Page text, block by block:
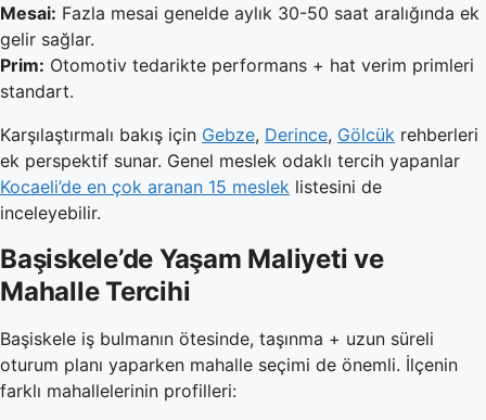
Mesai: Fazla mesai genelde aylık 30-50 saat aralığında ek
gelir sağlar.
Prim: Otomotiv tedarikte performans + hat verim primleri
standart.
Karşılaştırmalı bakış için Gebze, Derince, Gölcük rehberleri
ek perspektif sunar. Genel meslek odaklı tercih yapanlar
Kocaeli’de en çok aranan 15 meslek listesini de
inceleyebilir.
Başiskele’de Yaşam Maliyeti ve
Mahalle Tercihi
Başiskele iş bulmanın ötesinde, taşınma + uzun süreli
oturum planı yaparken mahalle seçimi de önemli. İlçenin
farklı mahallelerinin profilleri: